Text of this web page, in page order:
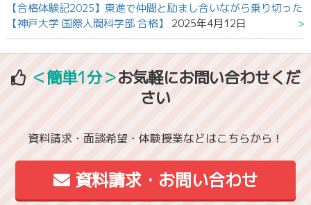
【合格体験記2025】東進で仲間と励まし合いながら乗り切った
【神戸大学 国際人間科学部 合格】
2025年4月12日
＜簡単1分＞お気軽にお問い合わせくだ
さい
資料請求・面談希望・体験授業などはこちらから！
資料請求・お問い合わせ